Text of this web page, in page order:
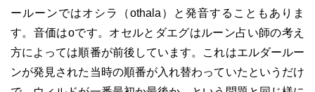
ールーンではオシラ（othala）と発音することもありま
す。音価はoです。オセルとダエグはルーン占い師の考え
方によっては順番が前後しています。これはエルダールー
ンが発見された当時の順番が入れ替わっていたというだけ